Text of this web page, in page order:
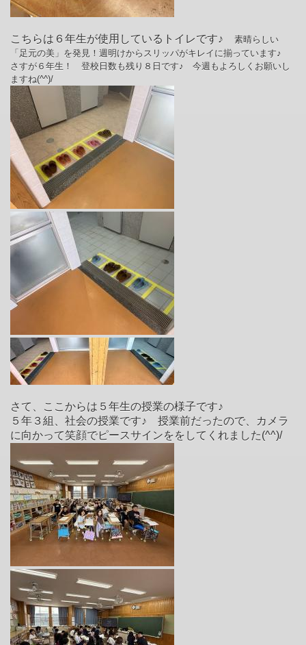
こちらは６年生が使用しているトイレです♪ 素晴らしい
「足元の美」を発見！週明けからスリッパがキレイに揃っています♪
さすが６年生！ 登校日数も残り８日です♪ 今週もよろしくお願いし
ますね(^^)/
さて、ここからは５年生の授業の様子です♪
５年３組、社会の授業です♪ 授業前だったので、カメラ
に向かって笑顔でピースサインををしてくれました(^^)/